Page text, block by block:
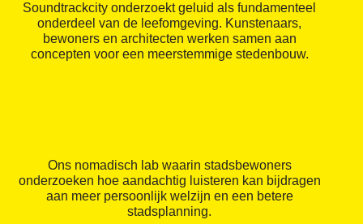
Soundtrackcity onderzoekt geluid als fundamenteel
onderdeel van de leefomgeving. Kunstenaars,
bewoners en architecten werken samen aan
concepten voor een meerstemmige stedenbouw.
Ons nomadisch lab waarin stadsbewoners
onderzoeken hoe aandachtig luisteren kan bijdragen
aan meer persoonlijk welzijn en een betere
stadsplanning.